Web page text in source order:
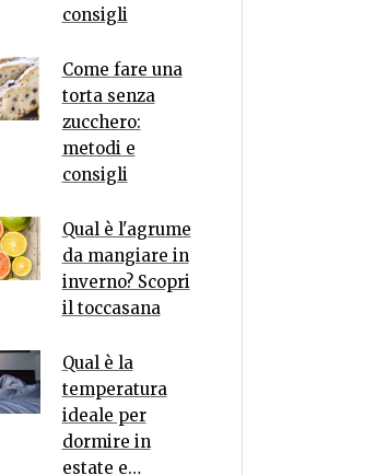
consigli
Come fare una
torta senza
zucchero:
metodi e
consigli
Qual è l'agrume
da mangiare in
inverno? Scopri
il toccasana
Qual è la
temperatura
ideale per
dormire in
estate e…